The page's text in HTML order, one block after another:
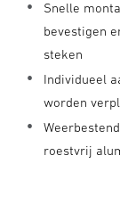
Snelle
bevestigen
steken
Individueel
worden
roestvrij